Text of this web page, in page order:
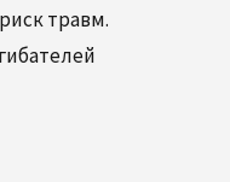
травм.